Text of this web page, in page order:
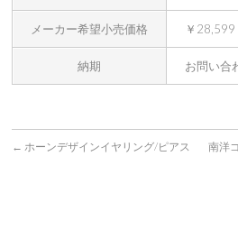
メーカー希望小売価格 ￥28,599
納期 お問い合
← ホーンデザインイヤリング/ピアス
南洋